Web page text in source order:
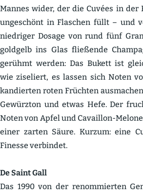
Mannes wider, der die Cuvées in
ungeschönt in Flaschen füllt – und
niedriger Dosage von rund fünf
goldgelb ins Glas fließende
gerühmt werden: Das Bukett ist
wie ziseliert, es lassen sich Noten
kandierten roten Früchten
Gewürzton und etwas Hefe. Der
Noten von Apfel und Cavaillon-
einer zarten Säure. Kurzum: eine
Finesse verbindet.
De Saint Gall
Das 1990 von der renom­mierten